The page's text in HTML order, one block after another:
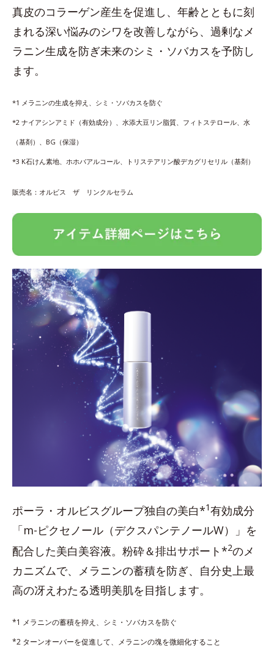
真皮のコラーゲン産生を促進し、年齢とともに刻
まれる深い悩みのシワを改善しながら、過剰なメ
ラニン生成を防ぎ未来のシミ・ソバカスを予防し
ます。
*1 メラニンの生成を抑え、シミ・ソバカスを防ぐ
*2 ナイアシンアミド（有効成分）、水添大豆リン脂質、フィトステロール、水
（基剤）、BG（保湿）
*3 K石けん素地、ホホバアルコール、トリステアリン酸デカグリセリル（基剤）
販売名：オルビス ザ リンクルセラム
ポーラ・オルビスグループ独自の美白*1有効成分
「m-ピクセノール（デクスパンテノールW）」を
配合した美白美容液。粉砕＆排出サポート*2のメ
カニズムで、メラニンの蓄積を防ぎ、自分史上最
高の冴えわたる透明美肌を目指します。
*1 メラニンの蓄積を抑え、シミ・ソバカスを防ぐ
*2 ターンオーバーを促進して、メラニンの塊を微細化すること